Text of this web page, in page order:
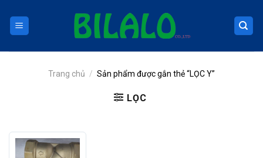
content
Trang chủ / Sản phẩm được gắn thẻ “LỌC Y”
LỌC